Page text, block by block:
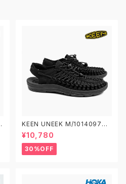
KEEN UNEEK M/1014097
W/1014099 キーン ユニーク
¥10,780
30%OFF